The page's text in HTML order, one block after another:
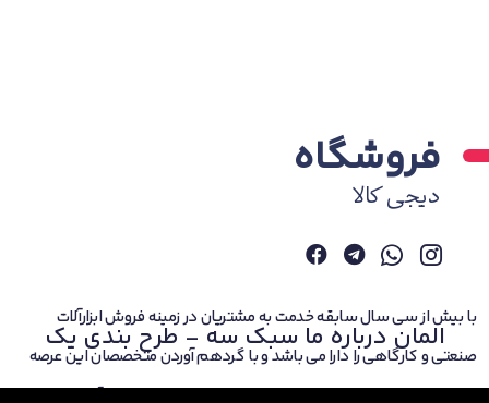
فروشگاه
دیجی کالا
با بیش از سی سال سابقه خدمت به مشتریان در زمینه فروش ابزارآلات
صنعتی و کارگاهی را دارا می باشد و با گردهم آوردن متخصصان این عرصه
بالغ بر ده سال است که برند را به صورت تخصصی در زمینه ابزار آلات عرضه
المان درباره ما سبک سه - طرح بندی یک